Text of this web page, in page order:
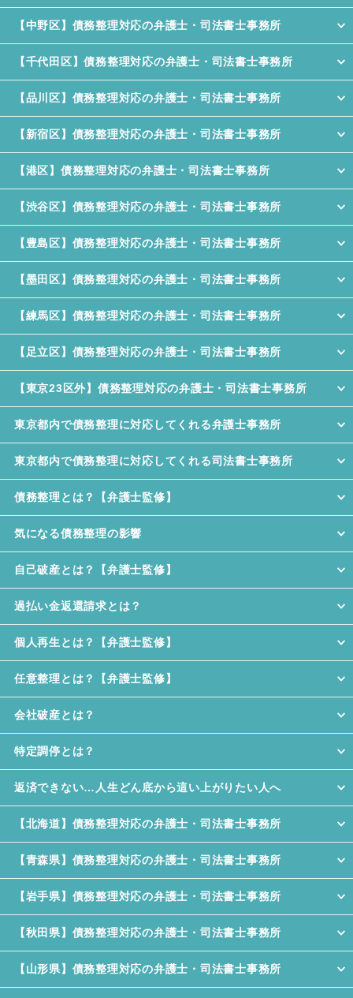
【中野区】債務整理対応の弁護士・司法書士事務所
【千代田区】債務整理対応の弁護士・司法書士事務所
【品川区】債務整理対応の弁護士・司法書士事務所
【新宿区】債務整理対応の弁護士・司法書士事務所
【港区】債務整理対応の弁護士・司法書士事務所
【渋谷区】債務整理対応の弁護士・司法書士事務所
【豊島区】債務整理対応の弁護士・司法書士事務所
【墨田区】債務整理対応の弁護士・司法書士事務所
【練馬区】債務整理対応の弁護士・司法書士事務所
【足立区】債務整理対応の弁護士・司法書士事務所
【東京23区外】債務整理対応の弁護士・司法書士事務所
東京都内で債務整理に対応してくれる弁護士事務所
東京都内で債務整理に対応してくれる司法書士事務所
債務整理とは？【弁護士監修】
気になる債務整理の影響
自己破産とは？【弁護士監修】
過払い金返還請求とは？
個人再生とは？【弁護士監修】
任意整理とは？【弁護士監修】
会社破産とは？
特定調停とは？
返済できない…人生どん底から這い上がりたい人へ
【北海道】債務整理対応の弁護士・司法書士事務所
【青森県】債務整理対応の弁護士・司法書士事務所
【岩手県】債務整理対応の弁護士・司法書士事務所
【秋田県】債務整理対応の弁護士・司法書士事務所
【山形県】債務整理対応の弁護士・司法書士事務所